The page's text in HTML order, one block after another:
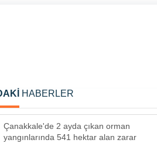
HABERLER
Çanakkale'de 2 ayda çıkan orman
yangınlarında 541 hektar alan zarar